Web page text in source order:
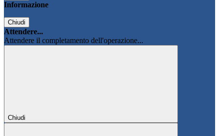
Informazione
Chiudi
Attendere...
Attendere il completamento dell'operazione...
Chiudi